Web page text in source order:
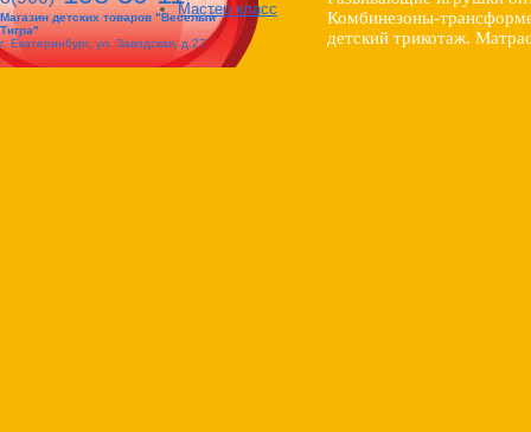
Мастер класс
Магазин детских товаров "Веселый
Тигра"
г. Екатеринбург, ул. Заводская, д.27
Комбинезоны-
детский трикотаж.